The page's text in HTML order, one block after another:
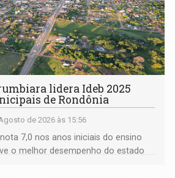
lidera Ideb 2025
de Rondônia
de 2026 às 15:56
7,0 nos anos iniciais do ensino
o melhor desempenho do estado